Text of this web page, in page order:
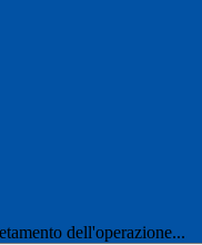
dell'operazione...